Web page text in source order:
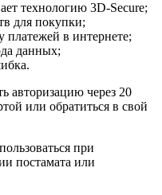
технологию 3D-Secure;
для покупки;
платежей в интернете;
данных;
авторизацию через 20
или обратиться в свой
при
постамата или